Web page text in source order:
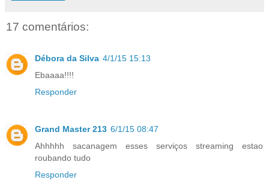
17 comentários:
Débora da Silva 4/1/15 15:13
Ebaaaa!!!!
Responder
Grand Master 213 6/1/15 08:47
Ahhhhh sacanagem esses serviços streaming estao
roubando tudo
Responder